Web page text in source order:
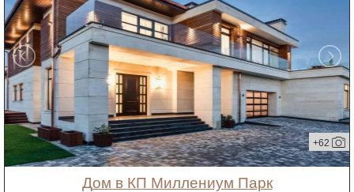
+62
дом в КП Миллениум Парк